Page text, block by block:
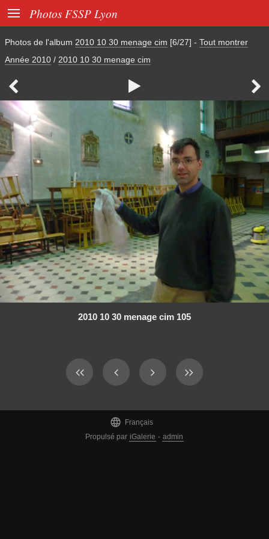
 Photos FSSP Lyon
Photos de l'album 2010 10 30 menage cim [6/27] - Tout montrer
Année 2010 / 2010 10 30 menage cim
  
2010 10 30 menage cim 105

Français
Propulsé par iGalerie - admin